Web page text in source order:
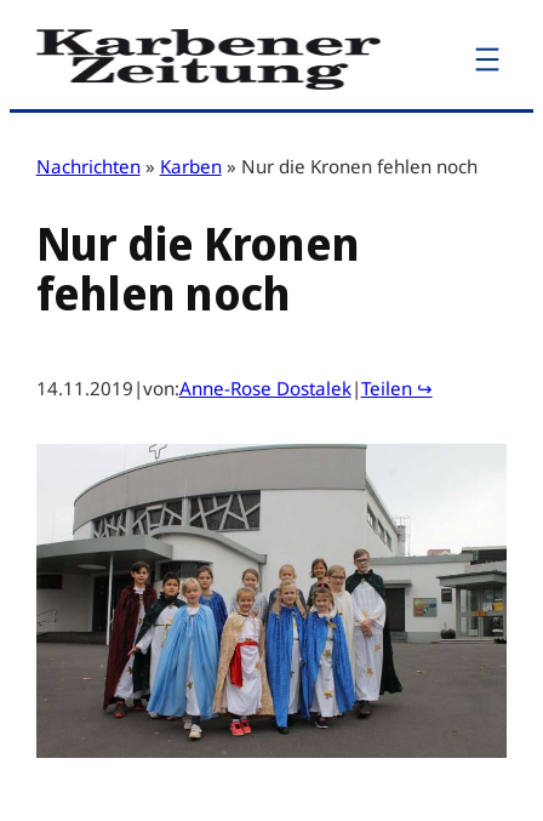
Zum
Inhalt
Nachrichten » Karben » Nur die Kronen fehlen noch
Nur die Kronen
fehlen noch
14.11.2019 |von:Anne-Rose Dostalek|Teilen ↪